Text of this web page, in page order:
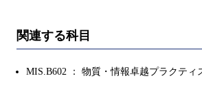
関連する科目
MIS.B602 ： 物質・情報卓越プラクティ